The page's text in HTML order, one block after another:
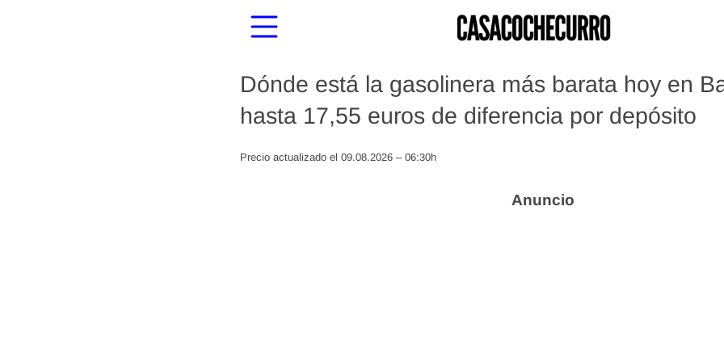
Dónde está la gasolinera más barata hoy en
hasta 17,55 euros de diferencia por depósito
Precio actualizado el 09.08.2026 – 06:30h